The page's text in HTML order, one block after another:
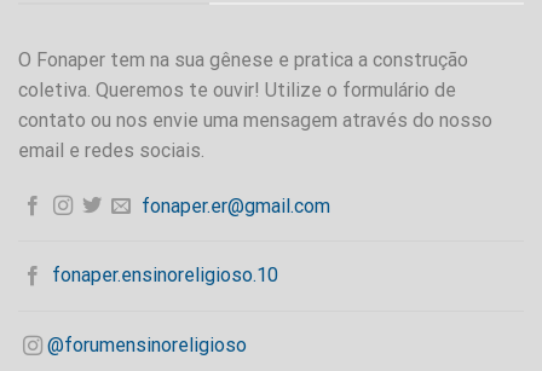
O Fonaper tem na sua gênese e pratica a construção
coletiva. Queremos te ouvir! Utilize o formulário de
contato ou nos envie uma mensagem através do nosso
email e redes sociais.
fonaper.er@gmail.com
fonaper.ensinoreligioso.10
@forumensinoreligioso